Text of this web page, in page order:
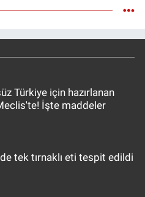
Türkiye için hazırlanan
İşte maddeler
tek tırnaklı eti tespit edildi